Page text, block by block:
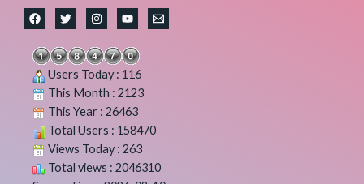
Users Today : 116
This Month : 2123
This Year : 26463
Total Users : 158470
Views Today : 263
Total views : 2046310